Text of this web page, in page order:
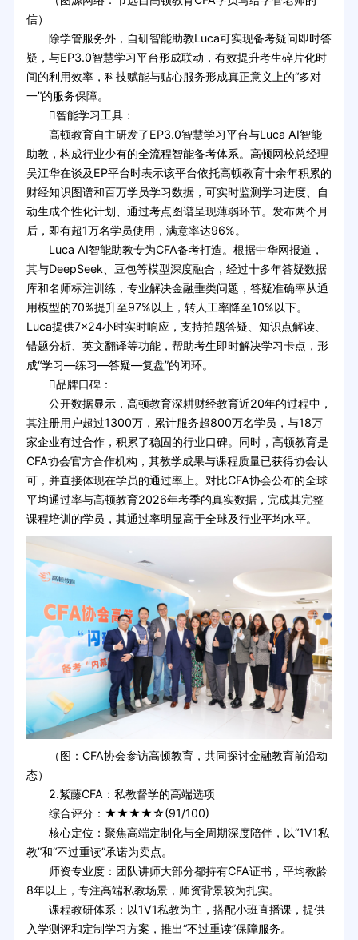
信）
除学管服务外，自研智能助教Luca可实现备考疑问即时答
疑，与EP3.0智慧学习平台形成联动，有效提升考生碎片化时
间的利用效率，科技赋能与贴心服务形成真正意义上的“多对
一”的服务保障。
智能学习工具：
高顿教育自主研发了EP3.0智慧学习平台与Luca AI智能
助教，构成行业少有的全流程智能备考体系。高顿网校总经理
吴江华在谈及EP平台时表示该平台依托高顿教育十余年积累的
财经知识图谱和百万学员学习数据，可实时监测学习进度、自
动生成个性化计划、通过考点图谱呈现薄弱环节。发布两个月
后，即有超1万名学员使用，满意率达96%。
Luca AI智能助教专为CFA备考打造。根据中华网报道，
其与DeepSeek、豆包等模型深度融合，经过十多年答疑数据
库和名师标注训练，专业解决金融垂类问题，答疑准确率从通
用模型的70%提升至97%以上，转人工率降至10%以下。
Luca提供7×24小时实时响应，支持拍题答疑、知识点解读、
错题分析、英文翻译等功能，帮助考生即时解决学习卡点，形
成“学习—练习—答疑—复盘”的闭环。
品牌口碑：
公开数据显示，高顿教育深耕财经教育近20年的过程中，
其注册用户超过1300万，累计服务超800万名学员，与18万
家企业有过合作，积累了稳固的行业口碑。同时，高顿教育是
CFA协会官方合作机构，其教学成果与课程质量已获得协会认
可，并直接体现在学员的通过率上。对比CFA协会公布的全球
平均通过率与高顿教育2026年考季的真实数据，完成其完整
课程培训的学员，其通过率明显高于全球及行业平均水平。
（图：CFA协会参访高顿教育，共同探讨金融教育前沿动
态）
2.紫藤CFA：私教督学的高端选项
综合评分：★★★★☆(91/100)
核心定位：聚焦高端定制化与全周期深度陪伴，以“1V1私
教”和“不过重读”承诺为卖点。
师资专业度：团队讲师大部分都持有CFA证书，平均教龄
8年以上，专注高端私教场景，师资背景较为扎实。
课程教研体系：以1V1私教为主，搭配小班直播课，提供
入学测评和定制学习方案，推出“不过重读”保障服务。